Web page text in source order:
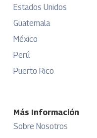
Estados Unidos
Guatemala
México
Perú
Puerto Rico
Más Información
Sobre Nosotros